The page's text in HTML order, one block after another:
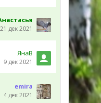
21 дек 2021
ЯнаВ
9 дек 2021
emira
4 дек 2021